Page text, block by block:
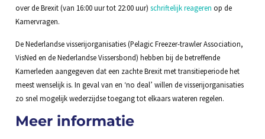
over de Brexit (van 16:00 uur tot 22:00 uur) schriftelijk reageren op de
Kamervragen.
De Nederlandse visserijorganisaties (Pelagic Freezer-trawler Association,
VisNed en de Nederlandse Vissersbond) hebben bij de betreffende
Kamerleden aangegeven dat een zachte Brexit met transitieperiode het
meest wenselijk is. In geval van en ‘no deal’ willen de visserijorganisaties
zo snel mogelijk wederzijdse toegang tot elkaars wateren regelen.
Meer informatie